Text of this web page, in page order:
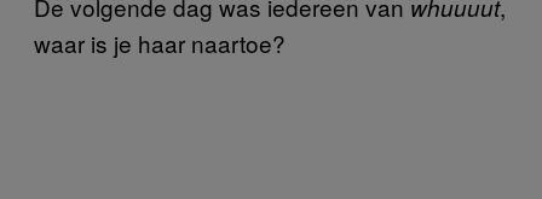
De volgende dag was iedereen van whuuuut,
waar is je haar naartoe?